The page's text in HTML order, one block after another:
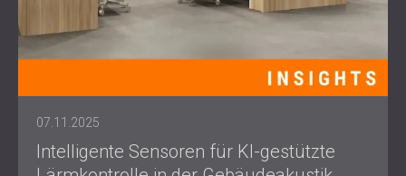
07.11.2025
Intelligente Sensoren für KI-gestützte